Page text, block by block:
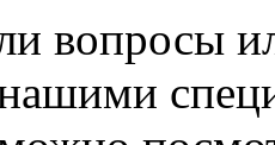
вопросы